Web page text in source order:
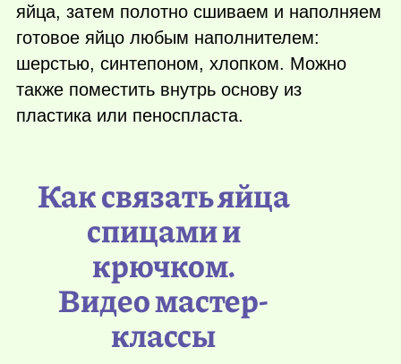
яйца, затем полотно сшиваем и наполняем
готовое яйцо любым наполнителем:
шерстью, синтепоном, хлопком. Можно
также поместить внутрь основу из
пластика или пеноспласта.
Как связать яйца
спицами и
крючком.
Видео мастер-
классы